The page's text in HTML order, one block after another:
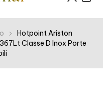
Hotpoint Ariston
Classe D Inox Porte